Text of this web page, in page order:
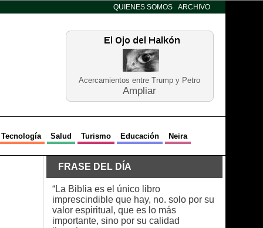
QUIENES SOMOS ARCHIVO
Acercamientos entre Trump y Petro
Ampliar
Tecnología Salud Turismo Educación Neira
FRASE DEL DÍA
“La Biblia es el único libro
imprescindible que hay, no. solo por su
valor espiritual, que es lo más
importante, sino por su calidad